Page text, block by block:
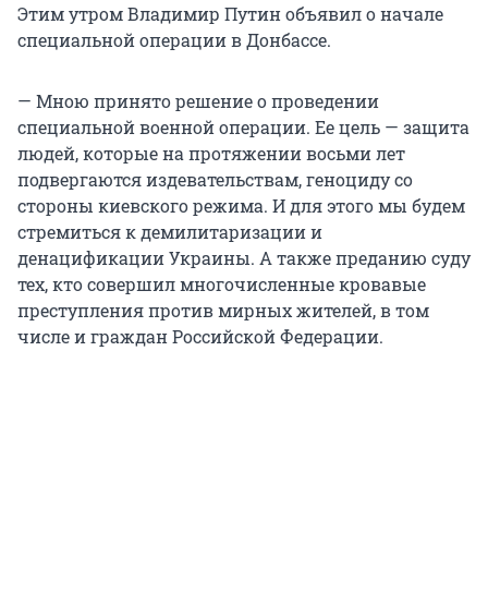
Этим утром Владимир Путин объявил о начале
специальной операции в Донбассе.
— Мною принято решение о проведении
специальной военной операции. Ее цель — защита
людей, которые на протяжении восьми лет
подвергаются издевательствам, геноциду со
стороны киевского режима. И для этого мы будем
стремиться к демилитаризации и
денацификации Украины. А также преданию суду
тех, кто совершил многочисленные кровавые
преступления против мирных жителей, в том
числе и граждан Российской Федерации.